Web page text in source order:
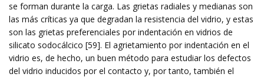
se forman durante la carga. Las grietas radiales y medianas son
las más críticas ya que degradan la resistencia del vidrio, y estas
son las grietas preferenciales por indentación en vidrios de
silicato sodocálcico [59]. El agrietamiento por indentación en el
vidrio es, de hecho, un buen método para estudiar los defectos
del vidrio inducidos por el contacto y, por tanto, también el